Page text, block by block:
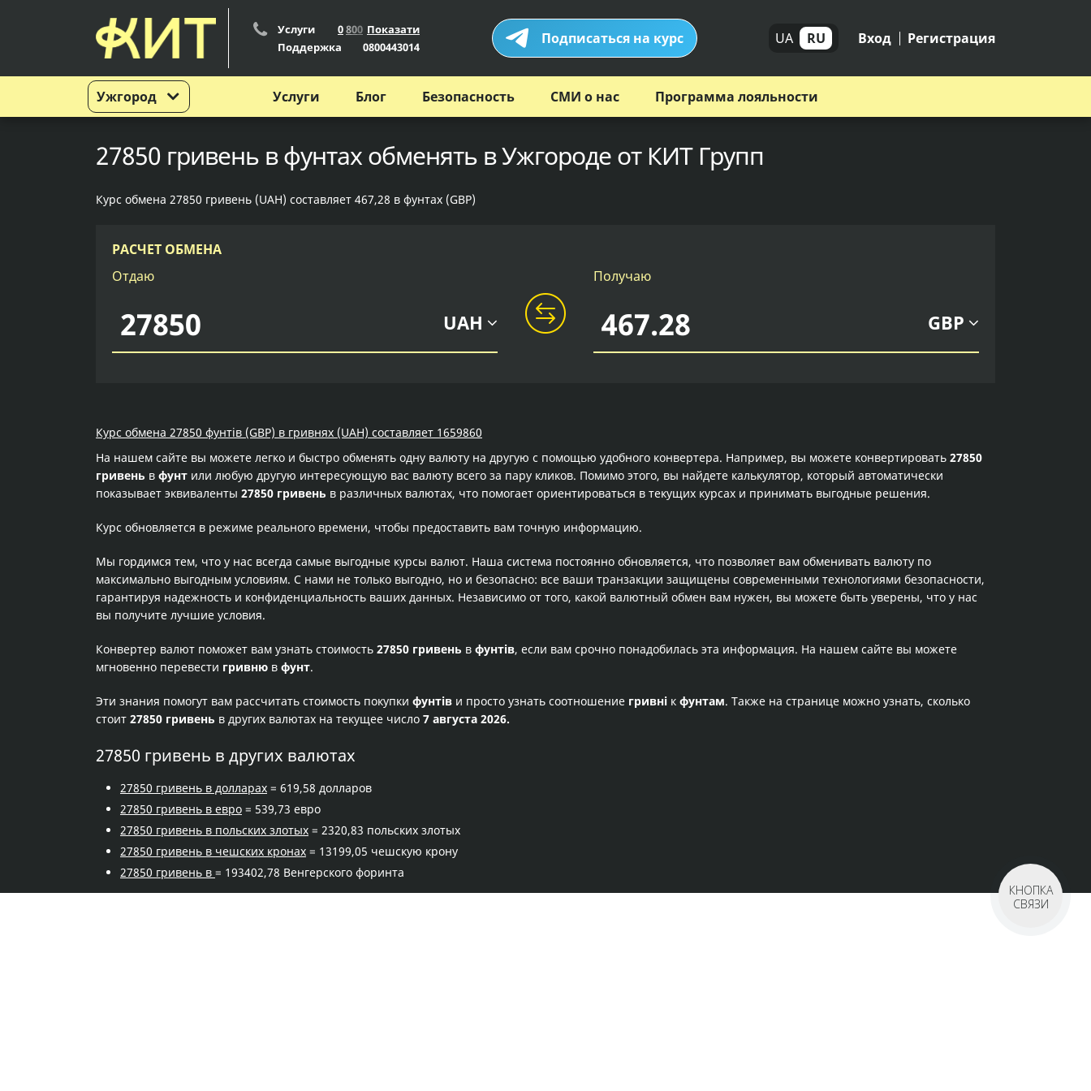
Ужгород
Услуги 0800 Показати
Поддержка
0800443014 Подписаться на курс UA RU Вход Регистрация
Услуги Блог Безопасность СМИ о нас Программа лояльности
27850 гривень в фунтах обменять в Ужгороде от КИТ Групп
Курс обмена 27850 гривень (UAH) составляет 467,28 в фунтах (GBP)
РАСЧЕТ ОБМЕНА
Отдаю
UAH
Получаю
GBP
Курс обмена 27850 фунтів (GBP) в гривнях (UAH) составляет 1659860
На нашем сайте вы можете легко и быстро обменять одну валюту на другую с помощью удобного конвертера. Например, вы можете конвертировать 27850
гривень в фунт или любую другую интересующую вас валюту всего за пару кликов. Помимо этого, вы найдете калькулятор, который автоматически
показывает эквиваленты 27850 гривень в различных валютах, что помогает ориентироваться в текущих курсах и принимать выгодные решения.
Курс обновляется в режиме реального времени, чтобы предоставить вам точную информацию.
Мы гордимся тем, что у нас всегда самые выгодные курсы валют. Наша система постоянно обновляется, что позволяет вам обменивать валюту по
максимально выгодным условиям. С нами не только выгодно, но и безопасно: все ваши транзакции защищены современными технологиями безопасности,
гарантируя надежность и конфиденциальность ваших данных. Независимо от того, какой валютный обмен вам нужен, вы можете быть уверены, что у нас
вы получите лучшие условия.
Конвертер валют поможет вам узнать стоимость 27850 гривень в фунтів, если вам срочно понадобилась эта информация. На нашем сайте вы можете
мгновенно перевести гривню в фунт.
Эти знания помогут вам рассчитать стоимость покупки фунтів и просто узнать соотношение гривні к фунтам. Также на странице можно узнать, сколько
стоит 27850 гривень в других валютах на текущее число 7 августа 2026.
27850 гривень в других валютах
27850 гривень в долларах = 619,58 долларов
27850 гривень в евро = 539,73 евро
27850 гривень в польских злотых = 2320,83 польских злотых
27850 гривень в чешских кронах = 13199,05 чешскую крону
27850 гривень в = 193402,78 Венгерского форинта
КНОПКА
СВЯЗИ